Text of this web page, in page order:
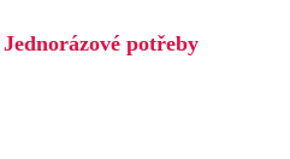
Jednorázové potřeby